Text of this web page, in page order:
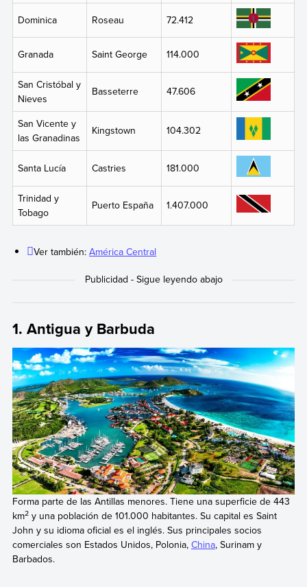
Dominica Roseau 72.412
Granada Saint George 114.000
San Cristóbal y
Nieves
Basseterre 47.606
San Vicente y
las Granadinas
Kingstown 104.302
Santa Lucía Castries 181.000
Trinidad y
Tobago
Puerto España 1.407.000
Ver también:América Central
1. Antigua y Barbuda
Forma parte de las Antillas menores. Tiene una superficie de 443
km2y una población de 101.000 habitantes. Su capital es Saint
John y su idioma oficial es el inglés. Sus principales socios
comerciales son Estados Unidos, Polonia, China, Surinam y
Barbados.